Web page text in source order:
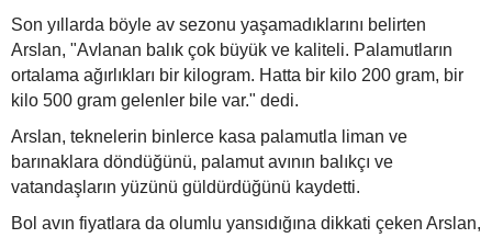
Son yıllarda böyle av sezonu yaşamadıklarını belirten
Arslan, "Avlanan balık çok büyük ve kaliteli. Palamutların
ortalama ağırlıkları bir kilogram. Hatta bir kilo 200 gram, bir
kilo 500 gram gelenler bile var." dedi.
Arslan, teknelerin binlerce kasa palamutla liman ve
barınaklara döndüğünü, palamut avının balıkçı ve
vatandaşların yüzünü güldürdüğünü kaydetti.
Bol avın fiyatlara da olumlu yansıdığına dikkati çeken Arslan,